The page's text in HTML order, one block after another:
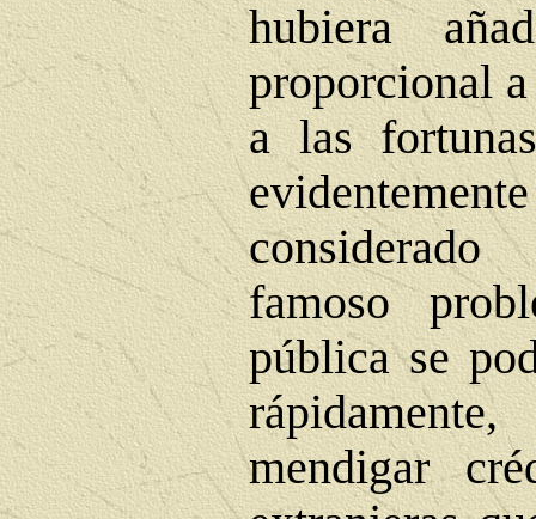
hubiera
proporcional
a las
famoso
pública se
mendigar